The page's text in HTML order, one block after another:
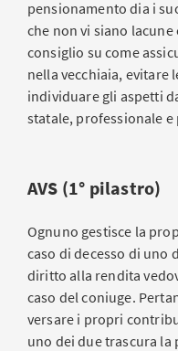
pensionamento dia i
che non vi siano
consiglio su come
nella vecchiaia, evitare
individuare gli aspetti
statale, professionale e
AVS (1° pilastro)
Ognuno gestisce la
caso di decesso di uno
diritto alla rendita
caso del coniuge.
versare i propri
uno dei due trascura